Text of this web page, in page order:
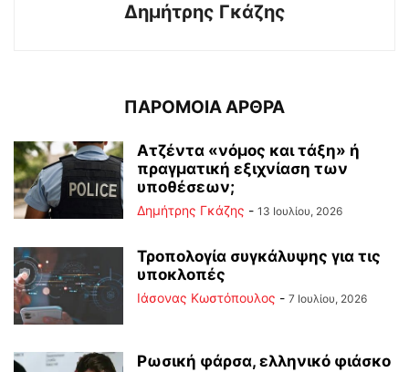
Δημήτρης Γκάζης
ΠΑΡΟΜΟΙΑ ΑΡΘΡΑ
Ατζέντα «νόμος και τάξη» ή
πραγματική εξιχνίαση των
υποθέσεων;
Δημήτρης Γκάζης - 13 Ιουλίου, 2026
Τροπολογία συγκάλυψης για τις
υποκλοπές
Ιάσονας Κωστόπουλος - 7 Ιουλίου, 2026
Ρωσική φάρσα, ελληνικό φιάσκο